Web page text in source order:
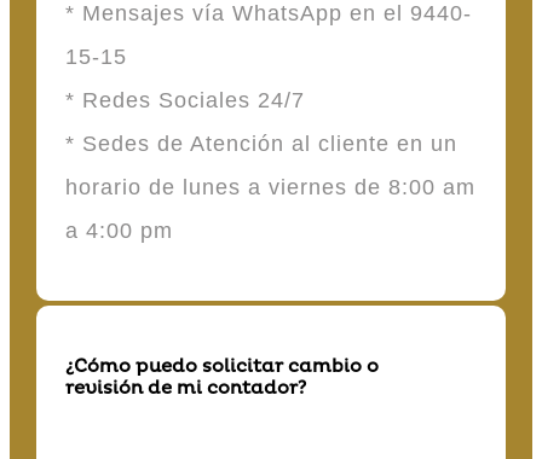
* Mensajes vía WhatsApp en el 9440-
15-15
* Redes Sociales 24/7
* Sedes de Atención al cliente en un
horario de lunes a viernes de 8:00 am
a 4:00 pm
¿Cómo puedo solicitar cambio o
revisión de mi contador?